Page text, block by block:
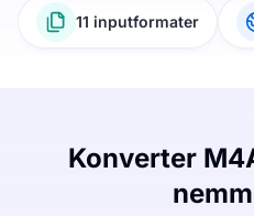
11 inputformater
Konverter